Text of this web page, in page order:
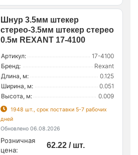
Шнур 3.5мм штекер
стерео-3.5мм штекер стерео
0.5м REXANT 17-4100
Артикул:
17-4100
Бренд:
Rexant
Длина, м:
0.125
Ширина, м:
0.051
Высота, м:
0.009
1948 шт., срок поставки 5-7 рабочих
дней
Обновлено 06.08.2026
Розничная
цена:
62.22 / шт.